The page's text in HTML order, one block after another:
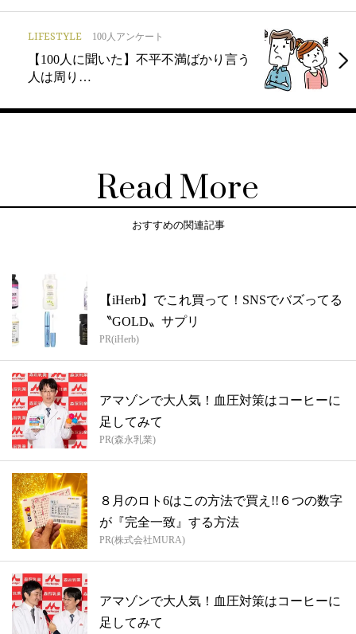
LIFESTYLE 100人アンケート
【100人に聞いた】不平不満ばかり言う
人は周り…
Read More
おすすめの関連記事
【iHerb】でこれ買って！SNSでバズってる
〝GOLD〟サプリ
PR(iHerb)
アマゾンで大人気！血圧対策はコーヒーに
足してみて
PR(森永乳業)
８月のロト6はこの方法で買え!!６つの数字
が『完全一致』する方法
PR(株式会社MURA)
アマゾンで大人気！血圧対策はコーヒーに
足してみて